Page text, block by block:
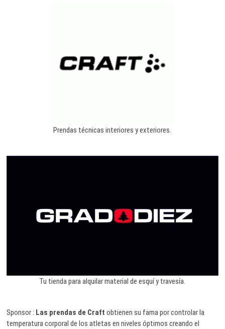
Prendas técnicas interiores y exteriores.
Tu tienda para alquilar material de esquí y travesía.
Sponsor : Las prendas de Craft obtienen su fama por controlar la
temperatura corporal de los atletas en niveles óptimos creando el